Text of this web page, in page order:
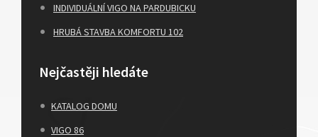
INDIVIDUÁLNÍ VIGO NA PARDUBICKU
HRUBÁ STAVBA KOMFORTU 102
Nejčastěji hledáte
KATALOG DOMU
VIGO 86